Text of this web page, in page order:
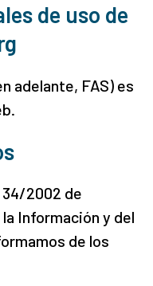
de uso de
adelante, FAS) es
2002 de
Información y del
de los